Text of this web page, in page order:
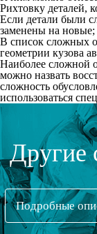
Рихтовку деталей,
Если детали были
заменены на новые;
В список сложных
геометрии кузова
Наиболее сложной
можно назвать
сложность
использоваться
Другие
Подробные